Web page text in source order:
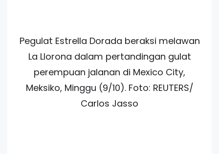
Pegulat Estrella Dorada beraksi melawan
La Llorona dalam pertandingan gulat
perempuan jalanan di Mexico City,
Meksiko, Minggu (9/10). Foto: REUTERS/
Carlos Jasso